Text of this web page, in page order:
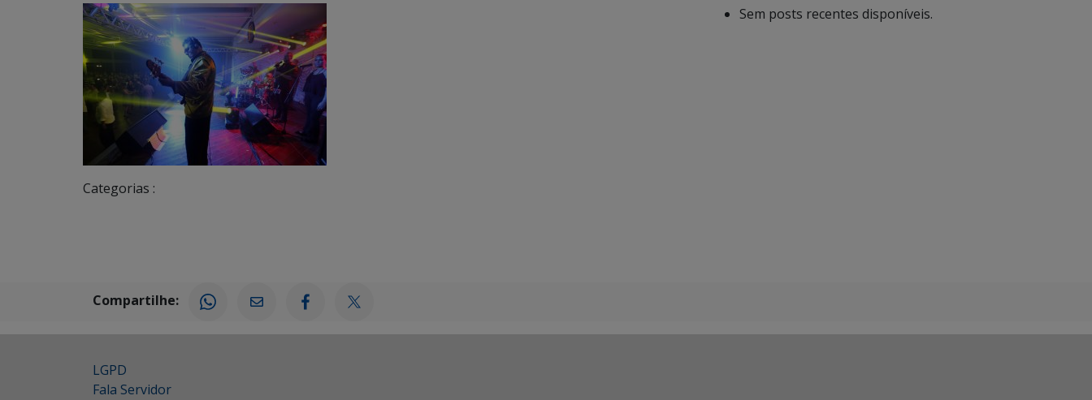
Categorias :
Sem posts recentes disponíveis.
Compartilhe:
LGPD
Fala Servidor